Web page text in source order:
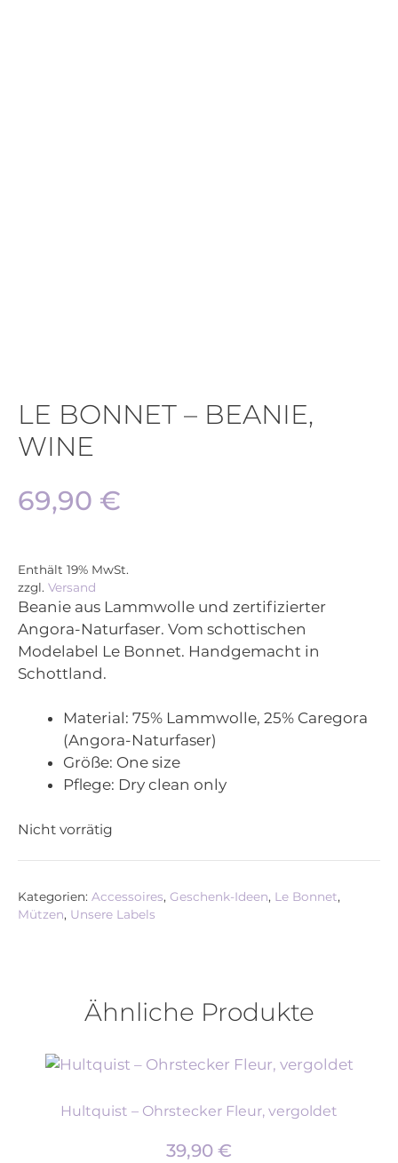
LE BONNET – BEANIE,
WINE
69,90 €
Enthält 19% MwSt.
zzgl. Versand
Beanie aus Lammwolle und zertifizierter
Angora-Naturfaser. Vom schottischen
Modelabel Le Bonnet. Handgemacht in
Schottland.
Material: 75% Lammwolle, 25% Caregora
(Angora-Naturfaser)
Größe: One size
Pflege: Dry clean only
Nicht vorrätig
Kategorien: Accessoires, Geschenk-Ideen, Le Bonnet,
Mützen, Unsere Labels
Ähnliche Produkte
Hultquist – Ohrstecker Fleur, vergoldet
39,90 €